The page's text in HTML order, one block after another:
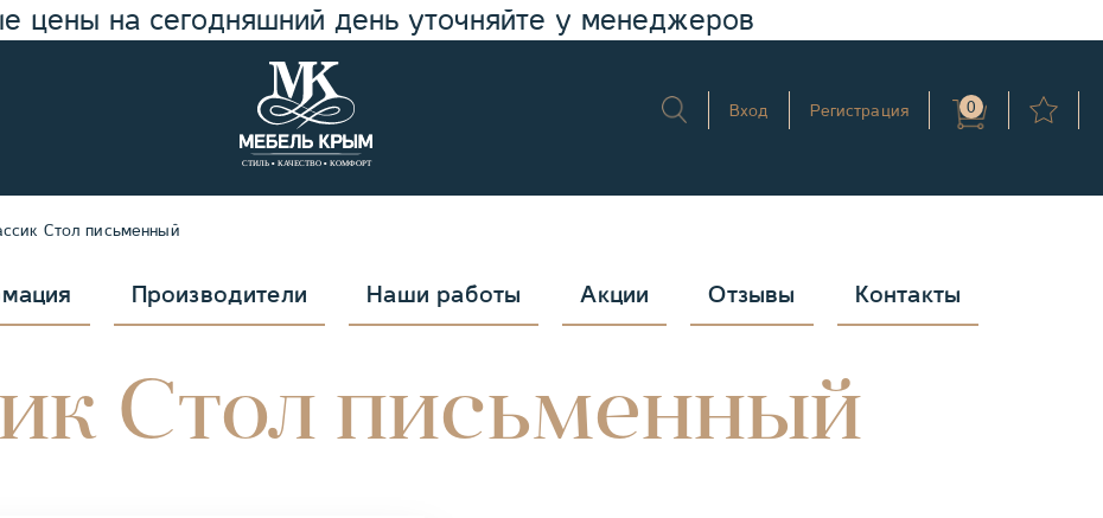
цены на сегодняшний день уточняйте у менеджеров
Вход Регистрация 0
Стол письменный
Производители Наши работы Акции Отзывы Контакты
Стол письменный